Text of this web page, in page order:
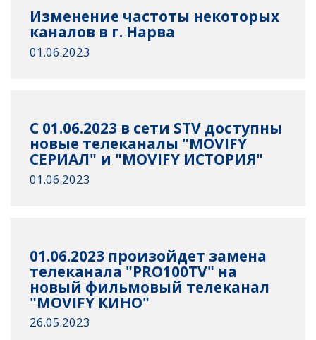
Изменение частоты некоторых
каналов в г. Нарва
01.06.2023
С 01.06.2023 в сети STV доступны
новые телеканалы "MOVIFY
СЕРИАЛ" и "MOVIFY ИСТОРИЯ"
01.06.2023
01.06.2023 произойдет замена
телеканала "PRO100TV" на
новый фильмовый телеканал
"MOVIFY КИНО"
26.05.2023